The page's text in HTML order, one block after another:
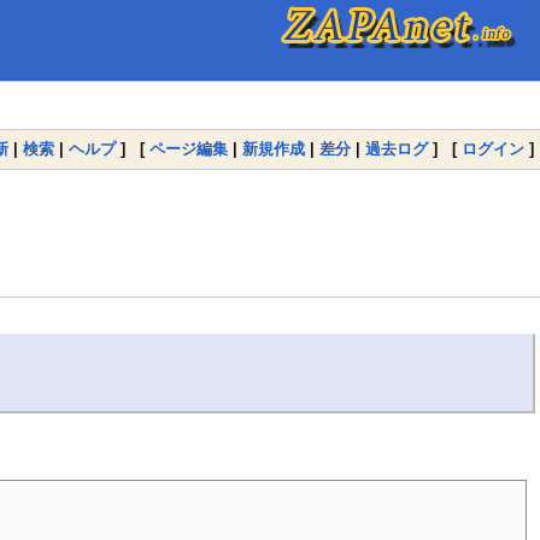
| 検索 | ヘルプ] [ ページ編集 | 新規作成 | 差分 | 過去ログ] [ ログイン ]